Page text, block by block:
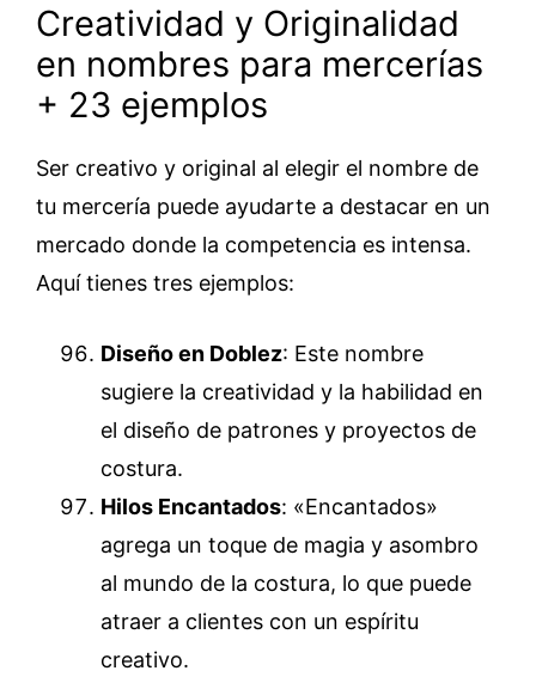
Creatividad y Originalidad
en nombres para mercerías
+ 23 ejemplos
Ser creativo y original al elegir el nombre de
tu mercería puede ayudarte a destacar en un
mercado donde la competencia es intensa.
Aquí tienes tres ejemplos:
Diseño en Doblez: Este nombre
sugiere la creatividad y la habilidad en
el diseño de patrones y proyectos de
costura.
Hilos Encantados: «Encantados»
agrega un toque de magia y asombro
al mundo de la costura, lo que puede
atraer a clientes con un espíritu
creativo.